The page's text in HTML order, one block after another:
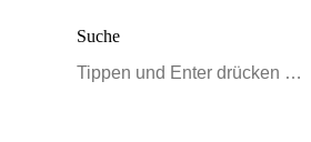
Suche
Search: